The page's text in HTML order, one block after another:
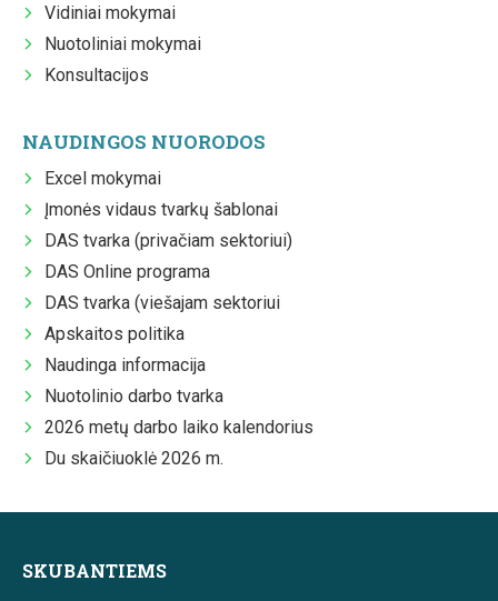
Vidiniai mokymai
Nuotoliniai mokymai
Konsultacijos
NAUDINGOS NUORODOS
Excel mokymai
Įmonės vidaus tvarkų šablonai
DAS tvarka (privačiam sektoriui)
DAS Online programa
DAS tvarka (viešajam sektoriui
Apskaitos politika
Naudinga informacija
Nuotolinio darbo tvarka
2026 metų darbo laiko kalendorius
Du skaičiuoklė 2026 m.
SKUBANTIEMS